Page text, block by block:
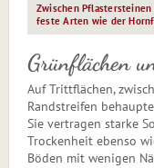
Zwischen
feste Arten wie der
Grünflächen
Auf Trittflächen,
Randstreifen
Sie vertragen starke
Trockenheit ebenso
Böden mit wenigen